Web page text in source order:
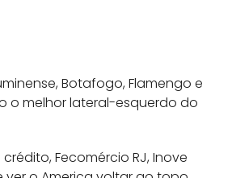
Botafogo, Flamengo e
o melhor lateral-esquerdo do
Fecomércio RJ, Inove